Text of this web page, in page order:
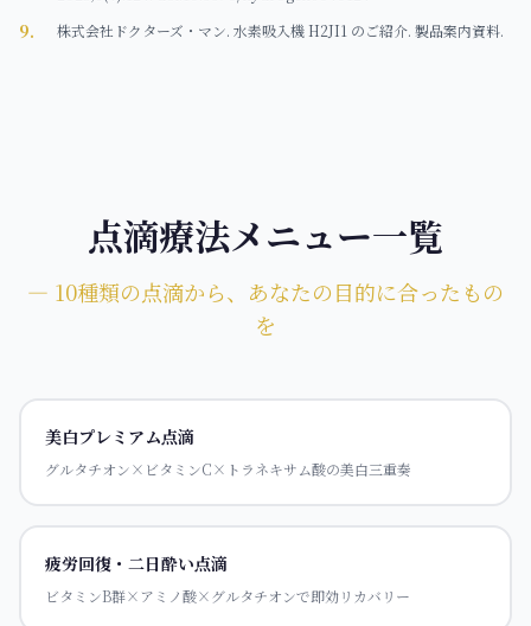
9. 株式会社ドクターズ・マン. 水素吸入機 H2JI1 のご紹介. 製品案内資料.
点滴療法メニュー一覧
― 10種類の点滴から、あなたの目的に合ったもの
を
美白プレミアム点滴
グルタチオン×ビタミンC×トラネキサム酸の美白三重奏
疲労回復・二日酔い点滴
ビタミンB群×アミノ酸×グルタチオンで即効リカバリー